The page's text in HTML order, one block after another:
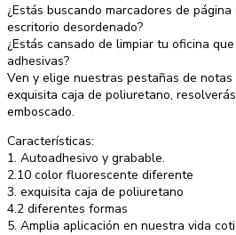
¿Estás buscando marcadores de
escritorio desordenado?
¿Estás cansado de limpiar tu oficina
adhesivas?
Ven y elige nuestras pestañas de
exquisita caja de poliuretano,
emboscado.
Características:
1. Autoadhesivo y grabable.
2.10 color fluorescente diferente
3. exquisita caja de poliuretano
4.2 diferentes formas
5. Amplia aplicación en nuestra vida